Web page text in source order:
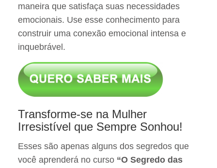
maneira que satisfaça suas necessidades
emocionais. Use esse conhecimento para
construir uma conexão emocional intensa e
inquebrável.
Transforme-se na Mulher
Irresistível que Sempre Sonhou!
Esses são apenas alguns dos segredos que
você aprenderá no curso “O Segredo das